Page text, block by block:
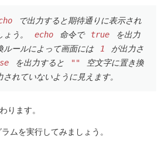
で出力すると期待通りに表示され
う。
echo 命令で true
を出力
ルールによって画面には
1
が出力さ
を出力すると ""
空文字に置き換
れていないように見えます。
ります。
ムを実行してみましょう。